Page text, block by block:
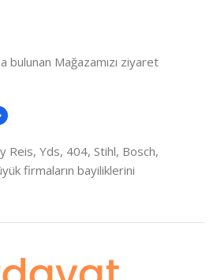
bulunan Mağazamızı ziyaret
Reis, Yds, 404, Stihl, Bosch,
firmaların bayiliklerini